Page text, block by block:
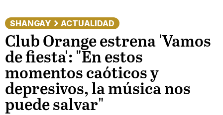
SHANGAY ACTUALIDAD
Club Orange estrena 'Vamos
de fiesta': "En estos
momentos caóticos y
depresivos, la música nos
puede salvar"